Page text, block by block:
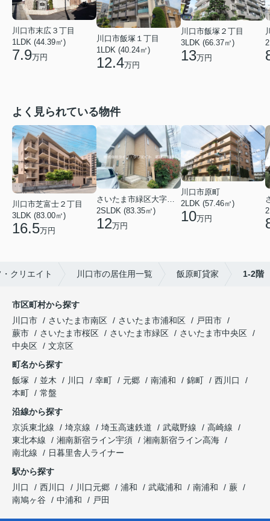
川口市末広３丁目
1LDK (44.39㎡)
7.9万円
川口市飯塚１丁目
1LDK (40.24㎡)
12.4万円
川口市飯塚２丁目
3LDK (66.37㎡)
13万円
よく見られている物件
川口市芝富士２丁目
3LDK (83.00㎡)
16.5万円
さいたま市緑区大字三室
2SLDK (83.35㎡)
12万円
川口市原町
2LDK (57.46㎡)
10万円
クリエイト 川口市の居住用一覧 飯原町貸家 1-2階
市区町村から探す
川口市
さいたま市南区 さいたま市浦和区
戸田市
蕨市
さいたま市桜区 さいたま市緑区
さいたま市中央区
中央区
文京区
町名から探す
飯塚
並木 川口 幸町 元郷 南浦和 錦町
西川口
本町
常盤
沿線から探す
京浜東北線
埼京線 埼玉高速鉄道 武蔵野線
高崎線
東北本線
湘南新宿ライン宇須
湘南新宿ライン高海
南北線
日暮里舎人ライナー
駅から探す
川口
西川口 川口元郷 浦和 武蔵浦和 南浦和
蕨
南鳩ヶ谷
中浦和 戸田